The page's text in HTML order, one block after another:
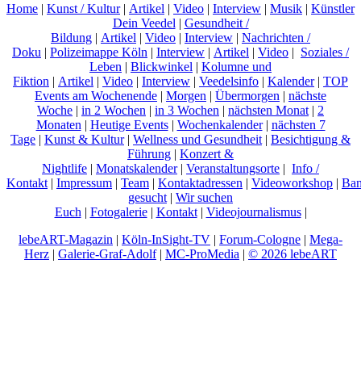
Home | Kunst / Kultur| Artikel | Video | Interview | Musik | Künstler
Dein Veedel | Gesundheit /
Bildung | Artikel | Video | Interview | Nachrichten /
Doku | Polizeimappe Köln | Interview | Artikel | Video | Soziales /
Leben | Blickwinkel | Kolumne und
Fiktion | Artikel | Video | Interview | Veedelsinfo | Kalender| TOP
Events am Wochenende | Morgen | Übermorgen | nächste
Woche | in 2 Wochen | in 3 Wochen | nächsten Monat | 2
Monaten | Heutige Events| Wochenkalender| nächsten 7
Tage | Kunst & Kultur| Wellness und Gesundheit | Besichtigung &
Führung | Konzert &
Nightlife | Monatskalender| Veranstaltungsorte | Info /
Kontakt | Impressum | Team | Kontaktadressen | Videoworkshop |
gesucht | Wir suchen
Euch | Fotogalerie| Kontakt| Videojournalismus|
lebeART-Magazin | Köln-InSight-TV | Forum-Cologne | Mega-
Herz | Galerie-Graf-Adolf| MC-ProMedia | © 2026 lebeART